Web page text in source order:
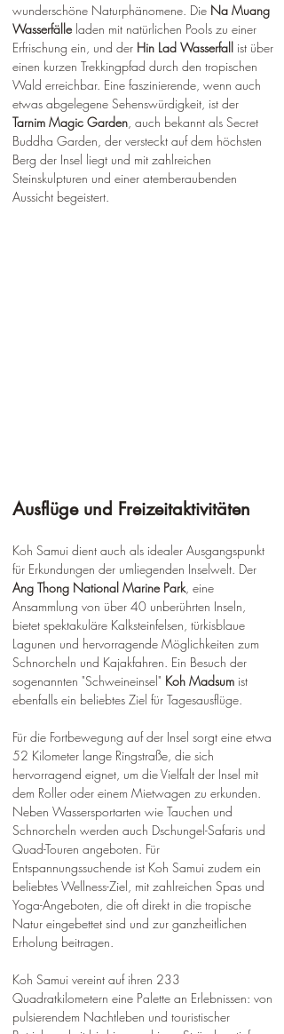
¡
wunderschöne Naturphänomene. Die Na Muang
Wasserfälle laden mit natürlichen Pools zu einer
Erfrischung ein, und der Hin Lad Wasserfall ist über
einen kurzen Trekkingpfad durch den tropischen
Wald erreichbar. Eine faszinierende, wenn auch
etwas abgelegene Sehenswürdigkeit, ist der
Tarnim Magic Garden, auch bekannt als Secret
Buddha Garden, der versteckt auf dem höchsten
Berg der Insel liegt und mit zahlreichen
Steinskulpturen und einer atemberaubenden
Aussicht begeistert.
Ausflüge und Freizeitaktivitäten
Koh Samui dient auch als idealer Ausgangspunkt
für Erkundungen der umliegenden Inselwelt. Der
Ang Thong National Marine Park, eine
Ansammlung von über 40 unberührten Inseln,
bietet spektakuläre Kalksteinfelsen, türkisblaue
Lagunen und hervorragende Möglichkeiten zum
Schnorcheln und Kajakfahren. Ein Besuch der
sogenannten "Schweineinsel" Koh Madsum ist
ebenfalls ein beliebtes Ziel für Tagesausflüge.
Für die Fortbewegung auf der Insel sorgt eine etwa
52 Kilometer lange Ringstraße, die sich
hervorragend eignet, um die Vielfalt der Insel mit
dem Roller oder einem Mietwagen zu erkunden.
Neben Wassersportarten wie Tauchen und
Schnorcheln werden auch Dschungel-Safaris und
Quad-Touren angeboten. Für
Entspannungssuchende ist Koh Samui zudem ein
beliebtes Wellness-Ziel, mit zahlreichen Spas und
Yoga-Angeboten, die oft direkt in die tropische
Natur eingebettet sind und zur ganzheitlichen
Erholung beitragen.
Koh Samui vereint auf ihren 233
Quadratkilometern eine Palette an Erlebnissen: von
pulsierendem Nachtleben und touristischer